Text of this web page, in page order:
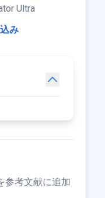
Ultra
み
参考文献に追加